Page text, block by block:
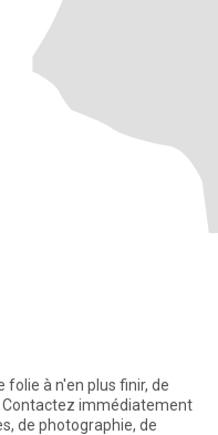
folie à n'en plus finir, de
Contactez immédiatement